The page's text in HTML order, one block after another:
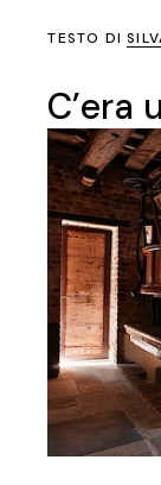
TESTO DI
C’era